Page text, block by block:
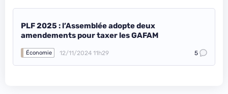
PLF 2025 : l’Assemblée adopte deux
amendements pour taxer les GAFAM
Économie 12/11/2024 11h29 5